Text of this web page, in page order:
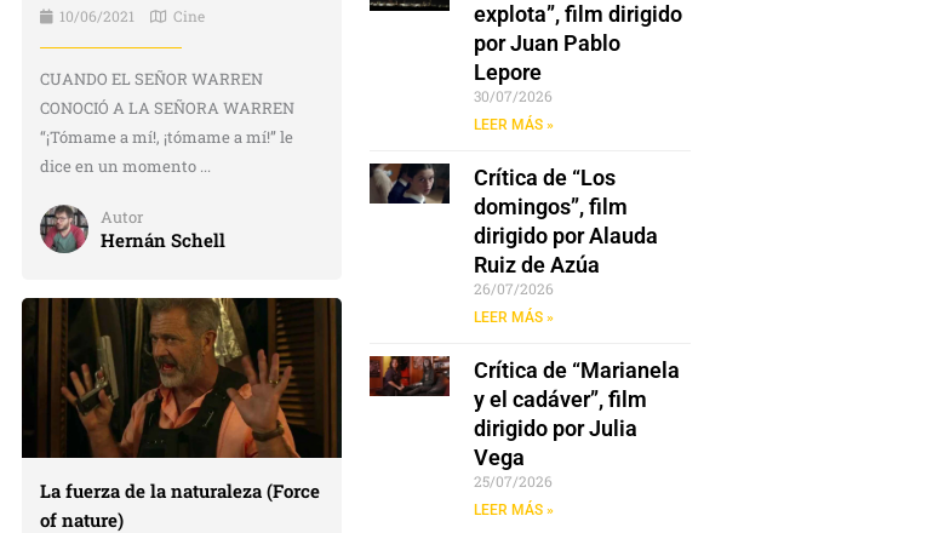
10/06/2021 Cine
CUANDO EL SEÑOR WARREN
CONOCIÓ A LA SEÑORA WARREN
“¡Tómame a mí!, ¡tómame a mí!” le
dice en un momento ...
Autor
Hernán Schell
La fuerza de la naturaleza (Force
of nature)
explota”, film dirigido
por Juan Pablo
Lepore
30/07/2026
LEER MÁS »
Crítica de “Los
domingos”, film
dirigido por Alauda
Ruiz de Azúa
26/07/2026
LEER MÁS »
Crítica de “Marianela
y el cadáver”, film
dirigido por Julia
Vega
25/07/2026
LEER MÁS »